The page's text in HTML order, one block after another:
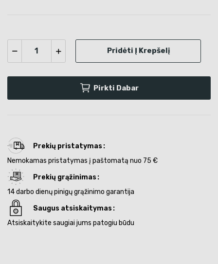
Pridėti Į Krepšelį
Pirkti Dabar
Prekių pristatymas
Nemokamas pristatymas į paštomatą nuo 75 €
Prekių grąžinimas
14 darbo dienų pinigų grąžinimo garantija
Saugus atsiskaitymas
Atsiskaitykite saugiai jums patogiu būdu